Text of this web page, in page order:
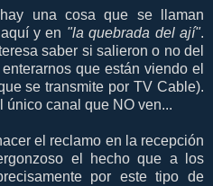
una cosa que se llaman
y en "la quebrada del ají".
saber si salieron o no del
que están viendo el
se transmite por TV Cable).
único canal que NO ven...
el reclamo en la recepción
el hecho que a los
por este tipo de